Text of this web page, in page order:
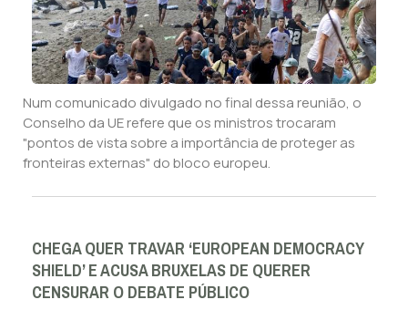
Num comunicado divulgado no final dessa reunião, o
Conselho da UE refere que os ministros trocaram
"pontos de vista sobre a importância de proteger as
fronteiras externas" do bloco europeu.
CHEGA QUER TRAVAR ‘EUROPEAN DEMOCRACY
SHIELD’ E ACUSA BRUXELAS DE QUERER
CENSURAR O DEBATE PÚBLICO